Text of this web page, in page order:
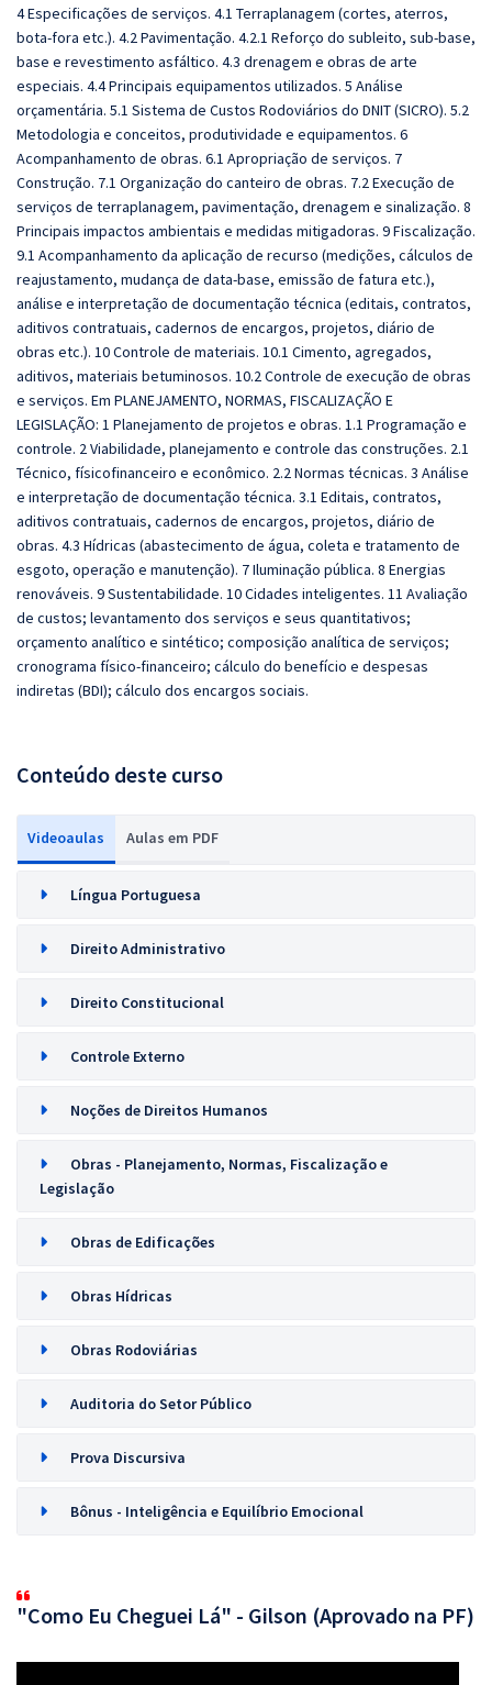
4 Especificações de serviços. 4.1 Terraplanagem (cortes, aterros,
bota-fora etc.). 4.2 Pavimentação. 4.2.1 Reforço do subleito, sub-base,
base e revestimento asfáltico. 4.3 drenagem e obras de arte
especiais. 4.4 Principais equipamentos utilizados. 5 Análise
orçamentária. 5.1 Sistema de Custos Rodoviários do DNIT (SICRO). 5.2
Metodologia e conceitos, produtividade e equipamentos. 6
Acompanhamento de obras. 6.1 Apropriação de serviços. 7
Construção. 7.1 Organização do canteiro de obras. 7.2 Execução de
serviços de terraplanagem, pavimentação, drenagem e sinalização. 8
Principais impactos ambientais e medidas mitigadoras. 9 Fiscalização.
9.1 Acompanhamento da aplicação de recurso (medições, cálculos de
reajustamento, mudança de data-base, emissão de fatura etc.),
análise e interpretação de documentação técnica (editais, contratos,
aditivos contratuais, cadernos de encargos, projetos, diário de
obras etc.). 10 Controle de materiais. 10.1 Cimento, agregados,
aditivos, materiais betuminosos. 10.2 Controle de execução de obras
e serviços. Em PLANEJAMENTO, NORMAS, FISCALIZAÇÃO E
LEGISLAÇÃO: 1 Planejamento de projetos e obras. 1.1 Programação e
controle. 2 Viabilidade, planejamento e controle das construções. 2.1
Técnico, físicofinanceiro e econômico. 2.2 Normas técnicas. 3 Análise
e interpretação de documentação técnica. 3.1 Editais, contratos,
aditivos contratuais, cadernos de encargos, projetos, diário de
obras. 4.3 Hídricas (abastecimento de água, coleta e tratamento de
esgoto, operação e manutenção). 7 Iluminação pública. 8 Energias
renováveis. 9 Sustentabilidade. 10 Cidades inteligentes. 11 Avaliação
de custos; levantamento dos serviços e seus quantitativos;
orçamento analítico e sintético; composição analítica de serviços;
cronograma físico-financeiro; cálculo do benefício e despesas
indiretas (BDI); cálculo dos encargos sociais.
Conteúdo deste curso
Videoaulas Aulas em PDF
Língua Portuguesa
Direito Administrativo
Direito Constitucional
Controle Externo
Noções de Direitos Humanos
Obras - Planejamento, Normas, Fiscalização e
Legislação
Obras de Edificações
Obras Hídricas
Obras Rodoviárias
Auditoria do Setor Público
Prova Discursiva
Bônus - Inteligência e Equilíbrio Emocional
"Como Eu Cheguei Lá" - Gilson (Aprovado na PF)